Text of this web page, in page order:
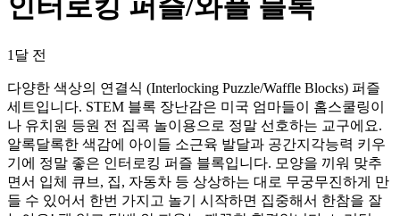
인터로킹 퍼즐/와플 블록
1달 전
다양한 색상의 연결식 (Interlocking Puzzle/Waffle Blocks) 퍼즐
세트입니다. STEM 블록 장난감은 미국 엄마들이 홈스쿨링이
나 유치원 등원 전 집콕 놀이용으로 정말 선호하는 교구에요.
알록달록한 색감에 아이들 소근육 발달과 공간지각능력 키우
기에 정말 좋은 인터로킹 퍼즐 블록입니다. 모양을 끼워 맞추
면서 입체 큐브, 집, 자동차 등 상상하는 대로 무궁무진하게 만
들 수 있어서 한번 가지고 놀기 시작하면 집중해서 한참을 잘